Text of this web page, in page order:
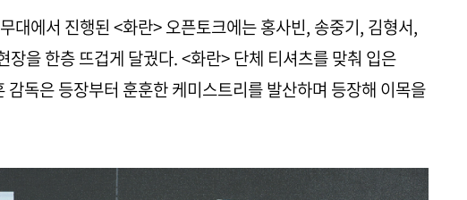
대에서 진행된 <화란> 오픈토크에는 홍사빈, 송중기, 김형서,
장을 한층 뜨겁게 달궜다. <화란> 단체 티셔츠를 맞춰 입은
감독은 등장부터 훈훈한 케미스트리를 발산하며 등장해 이목을